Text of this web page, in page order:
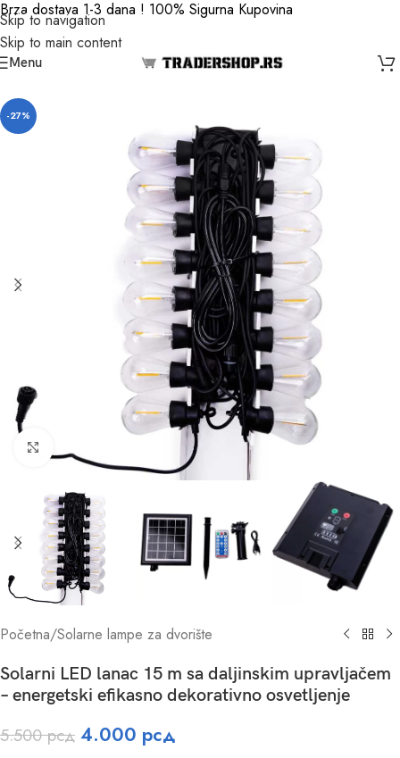
Skip to navigation
Skip to main content
Brza dostava 1-3 dana ! 100% Sigurna Kupovina
Menu
-27%
Početna/Solarne lampe za dvorište
Solarni LED lanac 15 m sa daljinskim upravljačem
– energetski efikasno dekorativno osvetljenje
5.500рсд 4.000 рсд